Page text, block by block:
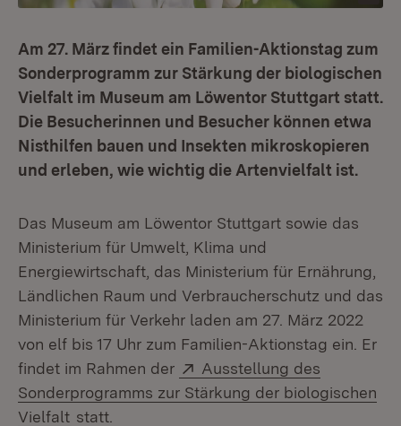
Am 27. März findet ein Familien-Aktionstag zum
Sonderprogramm zur Stärkung der biologischen
Vielfalt im Museum am Löwentor Stuttgart statt.
Die Besucherinnen und Besucher können etwa
Nisthilfen bauen und Insekten mikroskopieren
und erleben, wie wichtig die Artenvielfalt ist.
Das Museum am Löwentor Stuttgart sowie das
Ministerium für Umwelt, Klima und
Energiewirtschaft, das Ministerium für Ernährung,
Ländlichen Raum und Verbraucherschutz und das
Ministerium für Verkehr laden am 27. März 2022
von elf bis 17 Uhr zum Familien-Aktionstag ein. Er
findet im Rahmen der
Extern:
Ausstellung des
Sonderprogramms zur Stärkung der biologischen
Vielfalt (Öffnet in neuem Fenster)
statt.